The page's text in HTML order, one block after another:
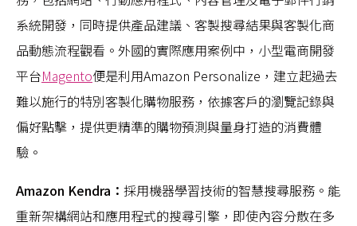
系統開發，同時提供產品建議、客製搜尋結果與客製化商
品動態流程觀看。外國的實際應用案例中，小型電商開發
平台Magento便是利用Amazon Personalize，建立起過去
難以施行的特別客製化購物服務，依據客戶的瀏覽記錄與
偏好點擊，提供更精準的購物預測與量身打造的消費體
驗。
Amazon Kendra： 採用機器學習技術的智慧搜尋服務。能
重新架構網站和應用程式的搜尋引擎，即使內容分散在多